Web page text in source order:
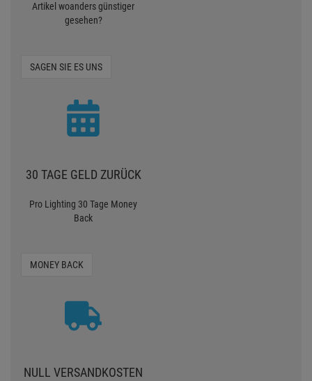
Artikel woanders günstiger
gesehen?
SAGEN SIE ES UNS
30 TAGE GELD ZURÜCK
Pro Lighting 30 Tage Money
Back
MONEY BACK
NULL VERSANDKOSTEN